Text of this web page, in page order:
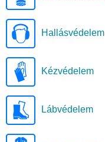
Hallásvédelem
Kézvédelem
Lábvédelem